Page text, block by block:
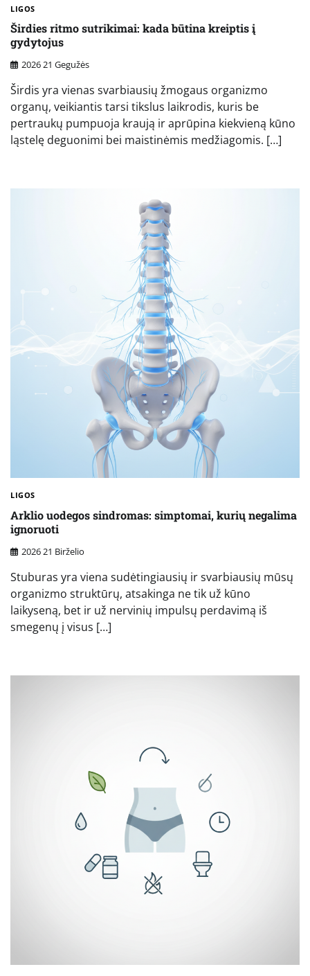
LIGOS
Širdies ritmo sutrikimai: kada būtina kreiptis į
gydytojus
2026 21 Gegužės
Širdis yra vienas svarbiausių žmogaus organizmo
organų, veikiantis tarsi tikslus laikrodis, kuris be
pertraukų pumpuoja kraują ir aprūpina kiekvieną kūno
ląstelę deguonimi bei maistinėmis medžiagomis. […]
LIGOS
Arklio uodegos sindromas: simptomai, kurių negalima
ignoruoti
2026 21 Birželio
Stuburas yra viena sudėtingiausių ir svarbiausių mūsų
organizmo struktūrų, atsakinga ne tik už kūno
laikyseną, bet ir už nervinių impulsų perdavimą iš
smegenų į visus […]